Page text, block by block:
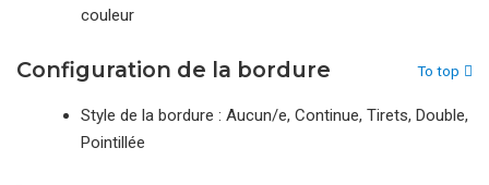
couleur
Configuration de la bordure To top
Style de la bordure : Aucun/e, Continue, Tirets, Double,
Pointillée